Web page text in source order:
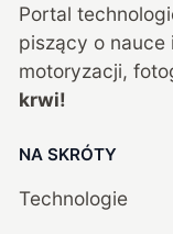
Portal
piszący o
motoryzacji,
krwi!
NA SKRÓTY
Technologie